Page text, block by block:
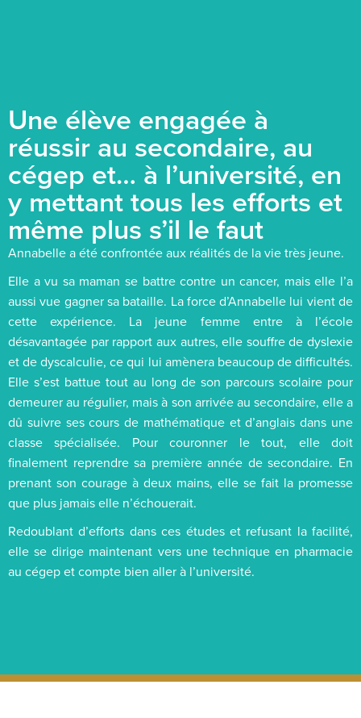
Une élève engagée à
réussir au secondaire, au
cégep et… à l’université, en
y mettant tous les efforts et
même plus s’il le faut
Annabelle a été confrontée aux réalités de la vie très jeune.
Elle a vu sa maman se battre contre un cancer, mais elle l’a
aussi vue gagner sa bataille. La force d’Annabelle lui vient de
cette expérience. La jeune femme entre à l’école
désavantagée par rapport aux autres, elle souffre de dyslexie
et de dyscalculie, ce qui lui amènera beaucoup de difficultés.
Elle s’est battue tout au long de son parcours scolaire pour
demeurer au régulier, mais à son arrivée au secondaire, elle a
dû suivre ses cours de mathématique et d’anglais dans une
classe spécialisée. Pour couronner le tout, elle doit
finalement reprendre sa première année de secondaire. En
prenant son courage à deux mains, elle se fait la promesse
que plus jamais elle n’échouerait.
Redoublant d’efforts dans ces études et refusant la facilité,
elle se dirige maintenant vers une technique en pharmacie
au cégep et compte bien aller à l’université.